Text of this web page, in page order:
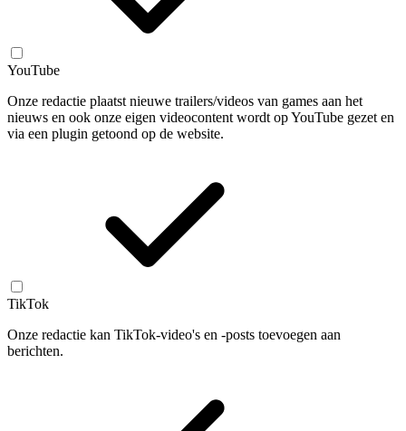
YouTube
Onze redactie plaatst nieuwe trailers/videos van games aan het
nieuws en ook onze eigen videocontent wordt op YouTube gezet en
via een plugin getoond op de website.
TikTok
Onze redactie kan TikTok-video's en -posts toevoegen aan
berichten.